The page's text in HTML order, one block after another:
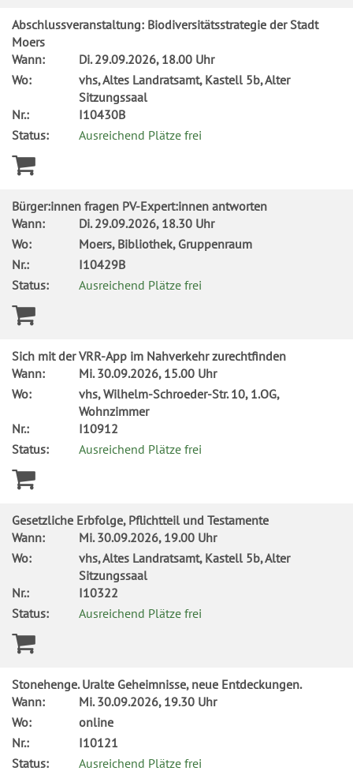
Abschlussveranstaltung: Biodiversitätsstrategie der Stadt
Moers
Wann:
Di.29.09.2026, 18.00 Uhr
Wo:
vhs, Altes Landratsamt, Kastell 5b, Alter
Sitzungssaal
Nr.:
I10430B
Status:
Ausreichend Plätze frei
Bürger:innen fragen PV-Expert:innen antworten
Wann:
Di.29.09.2026, 18.30 Uhr
Wo:
Moers, Bibliothek, Gruppenraum
Nr.:
I10429B
Status:
Ausreichend Plätze frei
Sich mit der VRR-App im Nahverkehr zurechtfinden
Wann:
Mi.30.09.2026, 15.00 Uhr
Wo:
vhs, Wilhelm-Schroeder-Str. 10, 1.OG,
Wohnzimmer
Nr.:
I10912
Status:
Ausreichend Plätze frei
Gesetzliche Erbfolge, Pflichtteil und Testamente
Wann:
Mi.30.09.2026, 19.00 Uhr
Wo:
vhs, Altes Landratsamt, Kastell 5b, Alter
Sitzungssaal
Nr.:
I10322
Status:
Ausreichend Plätze frei
Stonehenge. Uralte Geheimnisse, neue Entdeckungen.
Wann:
Mi.30.09.2026, 19.30 Uhr
Wo:
online
Nr.:
I10121
Status:
Ausreichend Plätze frei